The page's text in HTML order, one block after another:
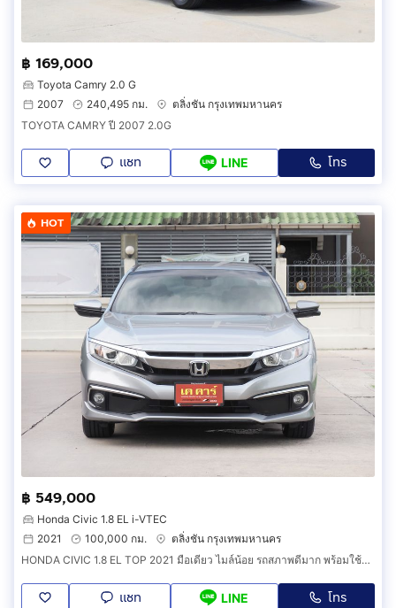
฿ 169,000
Toyota Camry 2.0 G
2007
240,495 กม.
ตลิ่งชัน กรุงเทพมหานคร
TOYOTA CAMRY ปี 2007 2.0G
แชท LINE โทร
HOT
฿ 549,000
Honda Civic 1.8 EL i-VTEC
2021
100,000 กม.
ตลิ่งชัน กรุงเทพมหานคร
HONDA CIVIC 1.8 EL TOP 2021 มือเดียว ไมล์น้อย รถสภาพดีมาก พร้อมใช้งาน
แชท LINE โทร